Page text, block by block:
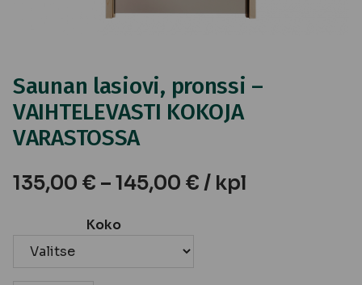
Saunan lasiovi, pronssi –
VAIHTELEVASTI KOKOJA
VARASTOSSA
135,00 € – 145,00 € / kpl
Koko